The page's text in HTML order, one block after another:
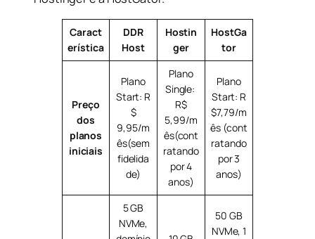
Caract
erística
DDR
Host
Hostin
ger
HostGa
tor
Preço
dos
planos
iniciais
Plano
Start: R
$
9,95/m
ês(sem
fidelida
de)
Plano
Single:
R$
5,99/m
ês(cont
ratando
por 4
anos)
Plano
Start: R
$7,79/m
ês (cont
ratando
por 3
anos)
5 GB
NVMe,
50 GB
NVMe, 1